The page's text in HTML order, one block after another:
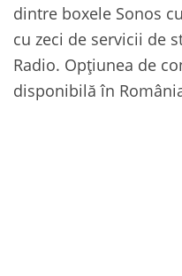
dintre boxele Sonos
cu zeci de servicii de
Radio. Opțiunea de
disponibilă în